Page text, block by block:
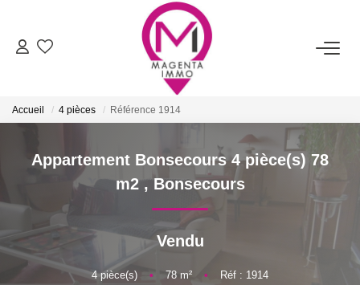
ACHETER
FAIRE ESTIMER/VENDRE
BIENS VENDUS
NOTRE AGENCE
Accueil 4 pièces Référence 1914
Appartement Bonsecours 4 pièce(s) 78
m2,Bonsecours
Vendu
4pièce(s) • 78 m² • Réf : 1914